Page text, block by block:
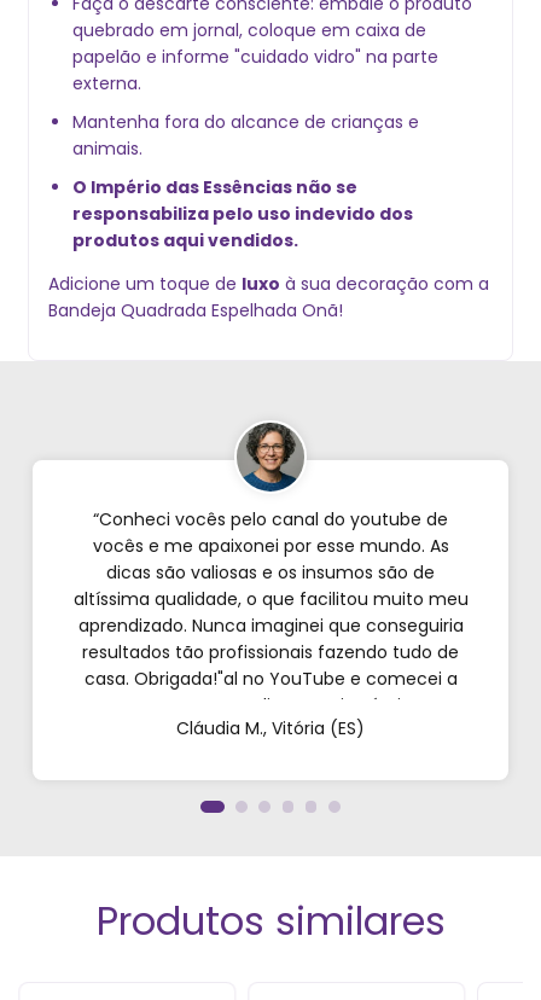
quebrado em jornal, coloque em caixa de
papelão e informe "cuidado vidro" na parte
externa.
Mantenha fora do alcance de crianças e
animais.
O Império das Essências não se
responsabiliza pelo uso indevido dos
produtos aqui vendidos.
Adicione um toque de luxo à sua decoração com a
Bandeja Quadrada Espelhada Onã!
“Conheci vocês pelo canal do youtube de
vocês e me apaixonei por esse mundo. As
dicas são valiosas e os insumos são de
altíssima qualidade, o que facilitou muito meu
aprendizado. Nunca imaginei que conseguiria
resultados tão profissionais fazendo tudo de
casa. Obrigada!"al no YouTube e comecei a
testar em casa. As dicas são incríveis e os
produtos são exatamente como mostram nos
perfumes!”
Cláudia M., Vitória (ES)
Produtos similares